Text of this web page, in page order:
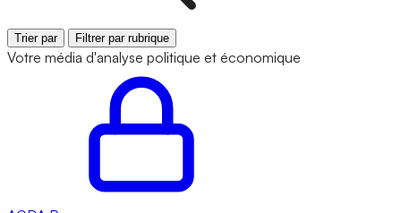
Trier par Filtrer par rubrique
Votre média d'analyse politique et économique